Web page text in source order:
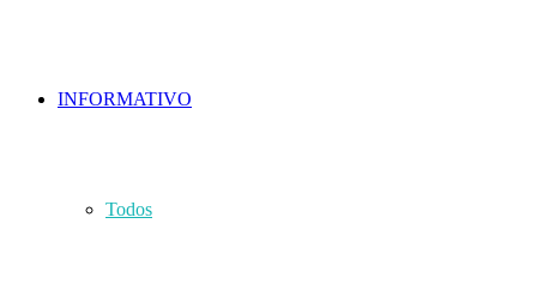
INFORMATIVO
Todos